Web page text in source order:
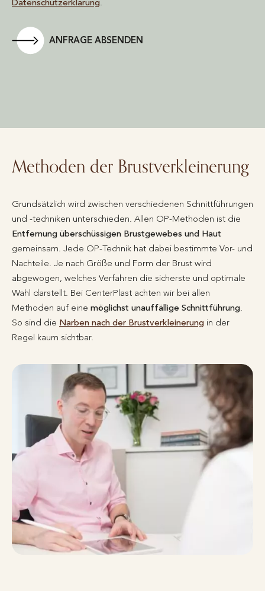
ANFRAGE ABSENDEN
Methoden der Brustverkleinerung
Grundsätzlich wird zwischen verschiedenen Schnittführungen
und -techniken unterschieden. Allen OP-Methoden ist die
Entfernung überschüssigen Brustgewebes und Haut
gemeinsam. Jede OP-Technik hat dabei bestimmte Vor- und
Nachteile. Je nach Größe und Form der Brust wird
abgewogen, welches Verfahren die sicherste und optimale
Wahl darstellt. Bei CenterPlast achten wir bei allen
Methoden auf eine möglichst unauffällige Schnittführung
So sind die Narben nach der Brustverkleinerung in der
Regel kaum sichtbar.